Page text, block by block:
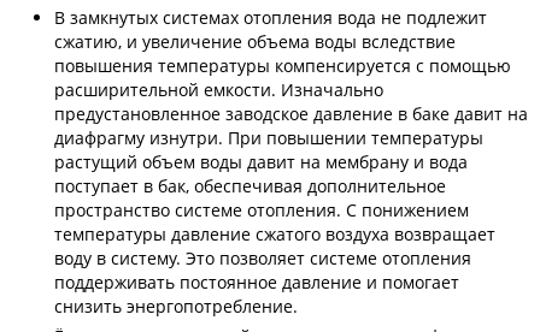
В замкнутых системах отопления вода не подлежит
сжатию, и увеличение объема воды вследствие
повышения температуры компенсируется с помощью
расширительной емкости. Изначально
предустановленное заводское давление в баке давит на
диафрагму изнутри. При повышении температуры
растущий объем воды давит на мембрану и вода
поступает в бак, обеспечивая дополнительное
пространство системе отопления. С понижением
температуры давление сжатого воздуха возвращает
воду в систему. Это позволяет системе отопления
поддерживать постоянное давление и помогает
снизить энергопотребление.